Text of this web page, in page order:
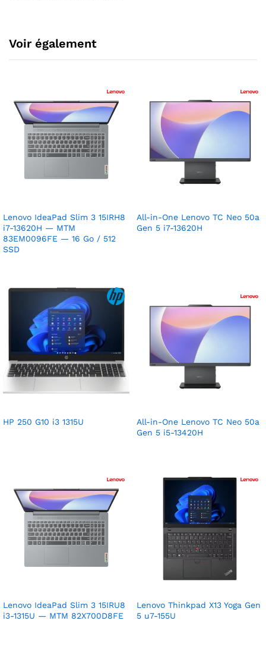
Voir également
Lenovo IdeaPad Slim 3 15IRH8
i7-13620H — MTM
83EM0096FE — 16 Go / 512
SSD
All-in-One Lenovo TC Neo 50a
Gen 5 i7-13620H
HP 250 G10 i3 1315U
All-in-One Lenovo TC Neo 50a
Gen 5 i5-13420H
Lenovo IdeaPad Slim 3 15IRU8
i3-1315U — MTM 82X700D8FE
Lenovo Thinkpad X13 Yoga Gen
5 u7-155U